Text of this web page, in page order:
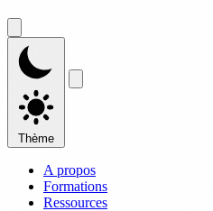
Thème
A propos
Formations
Ressources